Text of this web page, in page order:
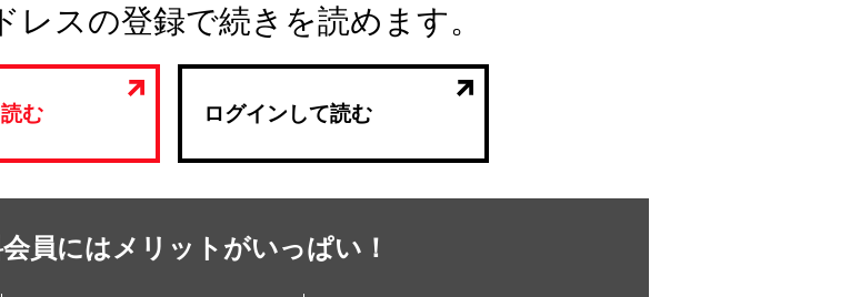
レスの登録で続きを読めます。
む ログインして読む
員にはメリットがいっぱい！